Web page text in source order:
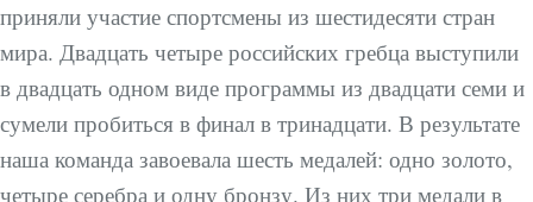
приняли участие спортсмены из шестидесяти стран
мира. Двадцать четыре российских гребца выступили
в двадцать одном виде программы из двадцати семи и
сумели пробиться в финал в тринадцати. В результате
наша команда завоевала шесть медалей: одно золото,
четыре серебра и одну бронзу. Из них три медали в